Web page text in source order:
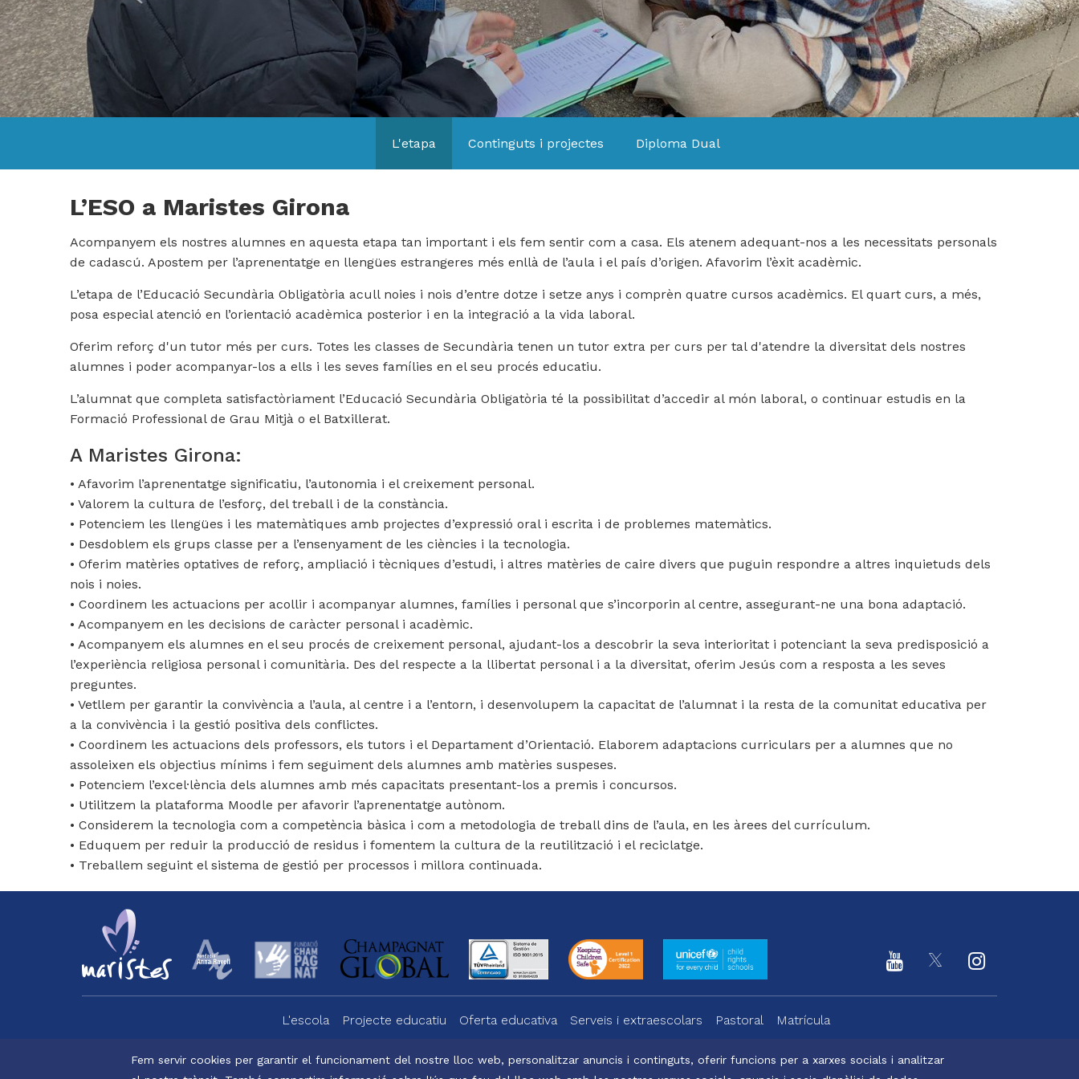
L'etapa Continguts i projectes Diploma Dual
L’ESO a Maristes Girona
Acompanyem els nostres alumnes en aquesta etapa tan important i els fem sentir com a casa. Els atenem adequant-nos a les necessitats personals
de cadascú. Apostem per l’aprenentatge en llengües estrangeres més enllà de l’aula i el país d’origen. Afavorim l’èxit acadèmic.
L’etapa de l’Educació Secundària Obligatòria acull noies i nois d’entre dotze i setze anys i comprèn quatre cursos acadèmics. El quart curs, a més,
posa especial atenció en l’orientació acadèmica posterior i en la integració a la vida laboral.
Oferim reforç d'un tutor més per curs. Totes les classes de Secundària tenen un tutor extra per curs per tal d'atendre la diversitat dels nostres
alumnes i poder acompanyar-los a ells i les seves famílies en el seu procés educatiu.
L’alumnat que completa satisfactòriament l’Educació Secundària Obligatòria té la possibilitat d’accedir al món laboral, o continuar estudis en la
Formació Professional de Grau Mitjà o el Batxillerat.
A Maristes Girona:
• Afavorim l’aprenentatge significatiu, l’autonomia i el creixement personal.
• Valorem la cultura de l’esforç, del treball i de la constància.
• Potenciem les llengües i les matemàtiques amb projectes d’expressió oral i escrita i de problemes matemàtics.
• Desdoblem els grups classe per a l’ensenyament de les ciències i la tecnologia.
• Oferim matèries optatives de reforç, ampliació i tècniques d’estudi, i altres matèries de caire divers que puguin respondre a altres inquietuds dels
nois i noies.
• Coordinem les actuacions per acollir i acompanyar alumnes, famílies i personal que s’incorporin al centre, assegurant-ne una bona adaptació.
• Acompanyem en les decisions de caràcter personal i acadèmic.
• Acompanyem els alumnes en el seu procés de creixement personal, ajudant-los a descobrir la seva interioritat i potenciant la seva predisposició a
l’experiència religiosa personal i comunitària. Des del respecte a la llibertat personal i a la diversitat, oferim Jesús com a resposta a les seves
preguntes.
• Vetllem per garantir la convivència a l’aula, al centre i a l’entorn, i desenvolupem la capacitat de l’alumnat i la resta de la comunitat educativa per
a la convivència i la gestió positiva dels conflictes.
• Coordinem les actuacions dels professors, els tutors i el Departament d’Orientació. Elaborem adaptacions curriculars per a alumnes que no
assoleixen els objectius mínims i fem seguiment dels alumnes amb matèries suspeses.
• Potenciem l’excel·lència dels alumnes amb més capacitats presentant-los a premis i concursos.
• Utilitzem la plataforma Moodle per afavorir l’aprenentatge autònom.
• Considerem la tecnologia com a competència bàsica i com a metodologia de treball dins de l’aula, en les àrees del currículum.
• Eduquem per reduir la producció de residus i fomentem la cultura de la reutilització i el reciclatge.
• Treballem seguint el sistema de gestió per processos i millora continuada.
Fem servir cookies per garantir el funcionament del nostre lloc web, personalitzar anuncis i continguts, oferir funcions per a xarxes socials i analitzar
He
footer
L'escola Projecte educatiu Oferta educativa Serveis i extraescolars Pastoral Matrícula